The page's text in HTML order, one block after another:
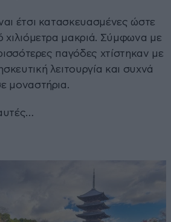
έτσι κατασκευασμένες ώστε
χιλιόμετρα μακριά. Σύμφωνα με
παγόδες χτίστηκαν με
λειτουργία και συχνά
μοναστήρια.